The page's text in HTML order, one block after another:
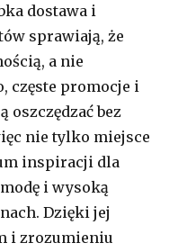
dostawa i
sprawiają, że
a nie
częste promocje i
oszczędzać bez
nie tylko miejsce
inspiracji dla
i wysoką
Dzięki jej
i zrozumieniu